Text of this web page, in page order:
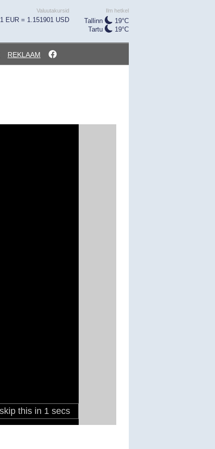
Valuutakursid
1 EUR = 1.151901 USD
Ilm hetkel
Tallinn
19°C
Tartu
19°C
REKLAAM